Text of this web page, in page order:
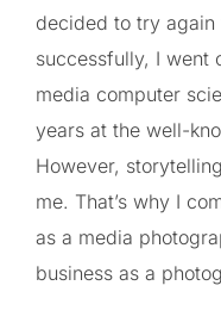
decided to try
successfully, I went
media computer
years at the well-
However,
me. That’s why I
as a media
business as a